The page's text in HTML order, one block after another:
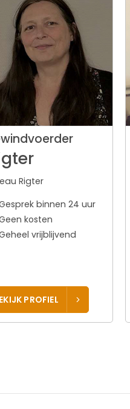
Rigter
binnen 24 uur
kosten
vrijblijvend
PROFIEL